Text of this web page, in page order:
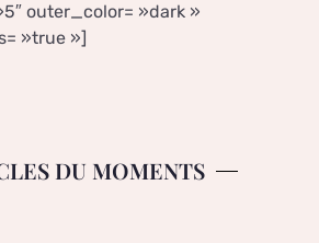
outer_color= »dark »
»true »]
DU MOMENTS